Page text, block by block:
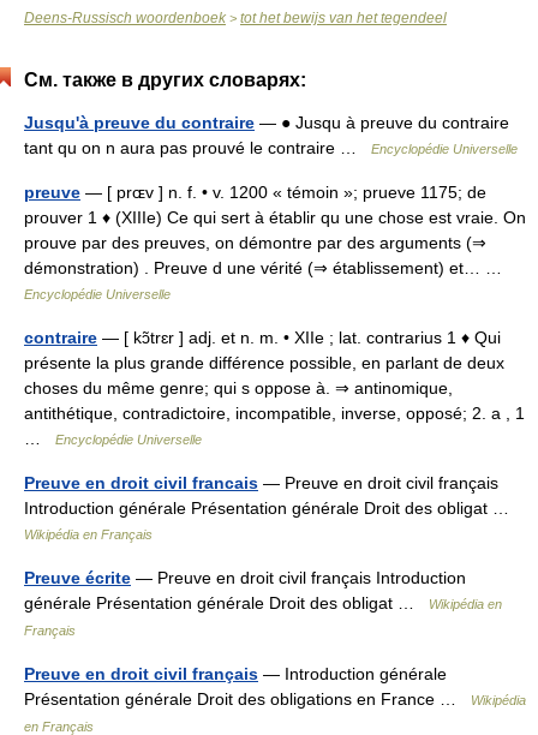
Deens-Russisch woordenboek > tot het bewijs van het tegendeel
См. также в других словарях:
Jusqu'à preuve du contraire — ● Jusqu à preuve du contraire
tant qu on n aura pas prouvé le contraire …
Encyclopédie Universelle
preuve — [ prɶv ] n. f. • v. 1200 « témoin »; prueve 1175; de
prouver 1 ♦ (XIIIe) Ce qui sert à établir qu une chose est vraie. On
prouve par des preuves, on démontre par des arguments (⇒
démonstration) . Preuve d une vérité (⇒ établissement) et… …
Encyclopédie Universelle
contraire — [ kɔ̃trɛr ] adj. et n. m. • XIIe ; lat. contrarius 1 ♦ Qui
présente la plus grande différence possible, en parlant de deux
choses du même genre; qui s oppose à. ⇒ antinomique,
antithétique, contradictoire, incompatible, inverse, opposé; 2. a , 1
Encyclopédie Universelle
Preuve en droit civil francais — Preuve en droit civil français
Introduction générale Présentation générale Droit des obligat …
Wikipédia en Français
Preuve écrite — Preuve en droit civil français Introduction
générale Présentation générale Droit des obligat …
Wikipédia en
Français
Preuve en droit civil français — Introduction générale
Présentation générale Droit des obligations en France …
Wikipédia
en Français